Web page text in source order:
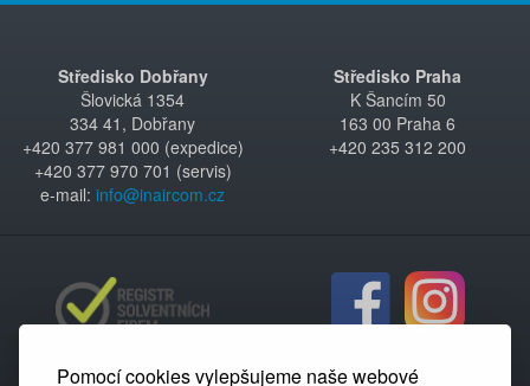
Pomocí cookies vylepšujeme naše webové
Středisko Dobřany
Šlovická 1354
334 41, Dobřany
+420 377 981 000 (expedice)
+420 377 970 701 (servis)
e-mail: info@inaircom.cz
Středisko Praha
K Šancím 50
163 00 Praha 6
+420 235 312 200